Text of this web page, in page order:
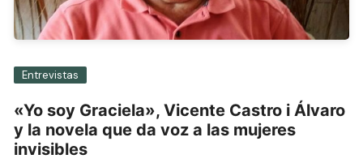
Entrevistas
«Yo soy Graciela», Vicente Castro i Álvaro
y la novela que da voz a las mujeres
invisibles